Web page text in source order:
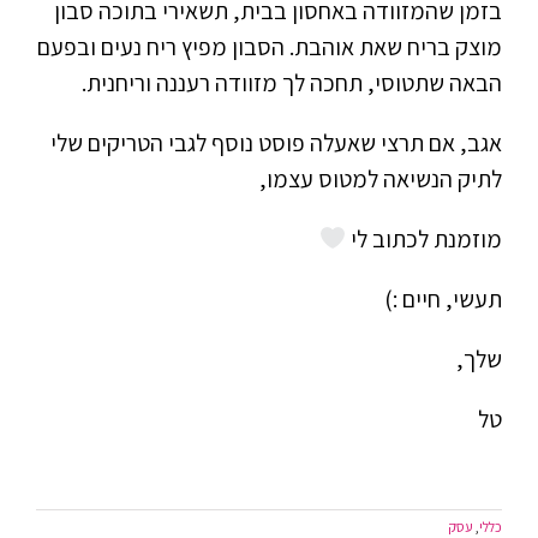
בזמן שהמזוודה באחסון בבית, תשאירי בתוכה סבון
מוצק בריח שאת אוהבת. הסבון מפיץ ריח נעים ובפעם
הבאה שתטוסי, תחכה לך מזוודה רעננה וריחנית.
אגב, אם תרצי שאעלה פוסט נוסף לגבי הטריקים שלי
לתיק הנשיאה למטוס עצמו,
מוזמנת לכתוב לי
תעשי, חיים :)
שלך,
טל
כללי עסק